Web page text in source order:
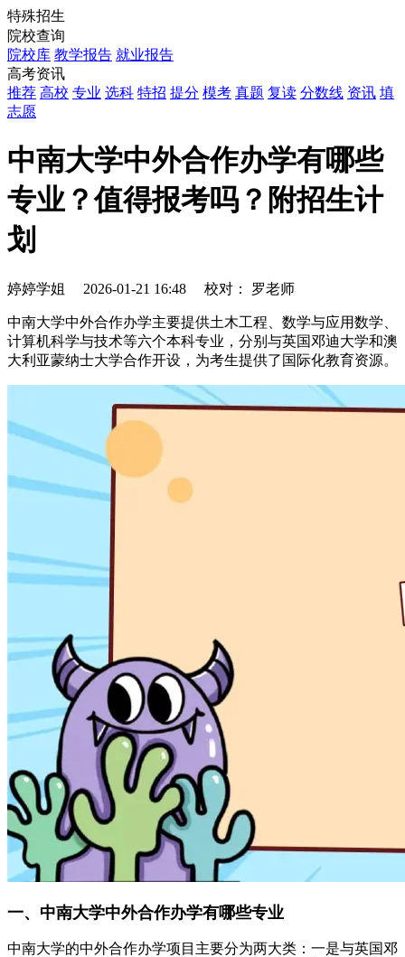
特殊招生
院校查询
院校库 教学报告 就业报告
高考资讯
推荐 高校 专业 选科 特招 提分 模考 真题 复读 分数线 资讯 填
志愿
中南大学中外合作办学有哪些
专业？值得报考吗？附招生计
划
婷婷学姐 2026-01-21 16:48 校对： 罗老师
中南大学中外合作办学主要提供土木工程、数学与应用数学、
计算机科学与技术等六个本科专业，分别与英国邓迪大学和澳
大利亚蒙纳士大学合作开设，为考生提供了国际化教育资源。
一、中南大学中外合作办学有哪些专业
中南大学的中外合作办学项目主要分为两大类：一是与英国邓